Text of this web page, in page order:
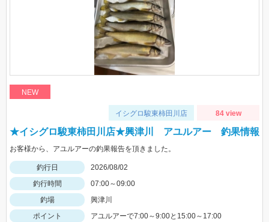
NEW
イシグロ駿東柿田川店 84 view
★イシグロ駿東柿田川店★興津川 アユルアー 釣果情報
お客様から、アユルアーの釣果報告を頂きました。
釣行日
2026/08/02
釣行時間
07:00～09:00
釣場
興津川
ポイント
アユルアーで7:00～9:00と15:00～17:00